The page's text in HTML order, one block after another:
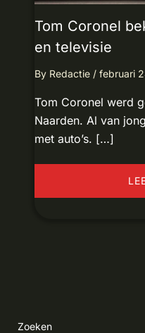
Tom Coronel
en televisie
By Redactie / februari
Tom Coronel werd
Naarden. Al van
met auto’s. […]
Zoeken